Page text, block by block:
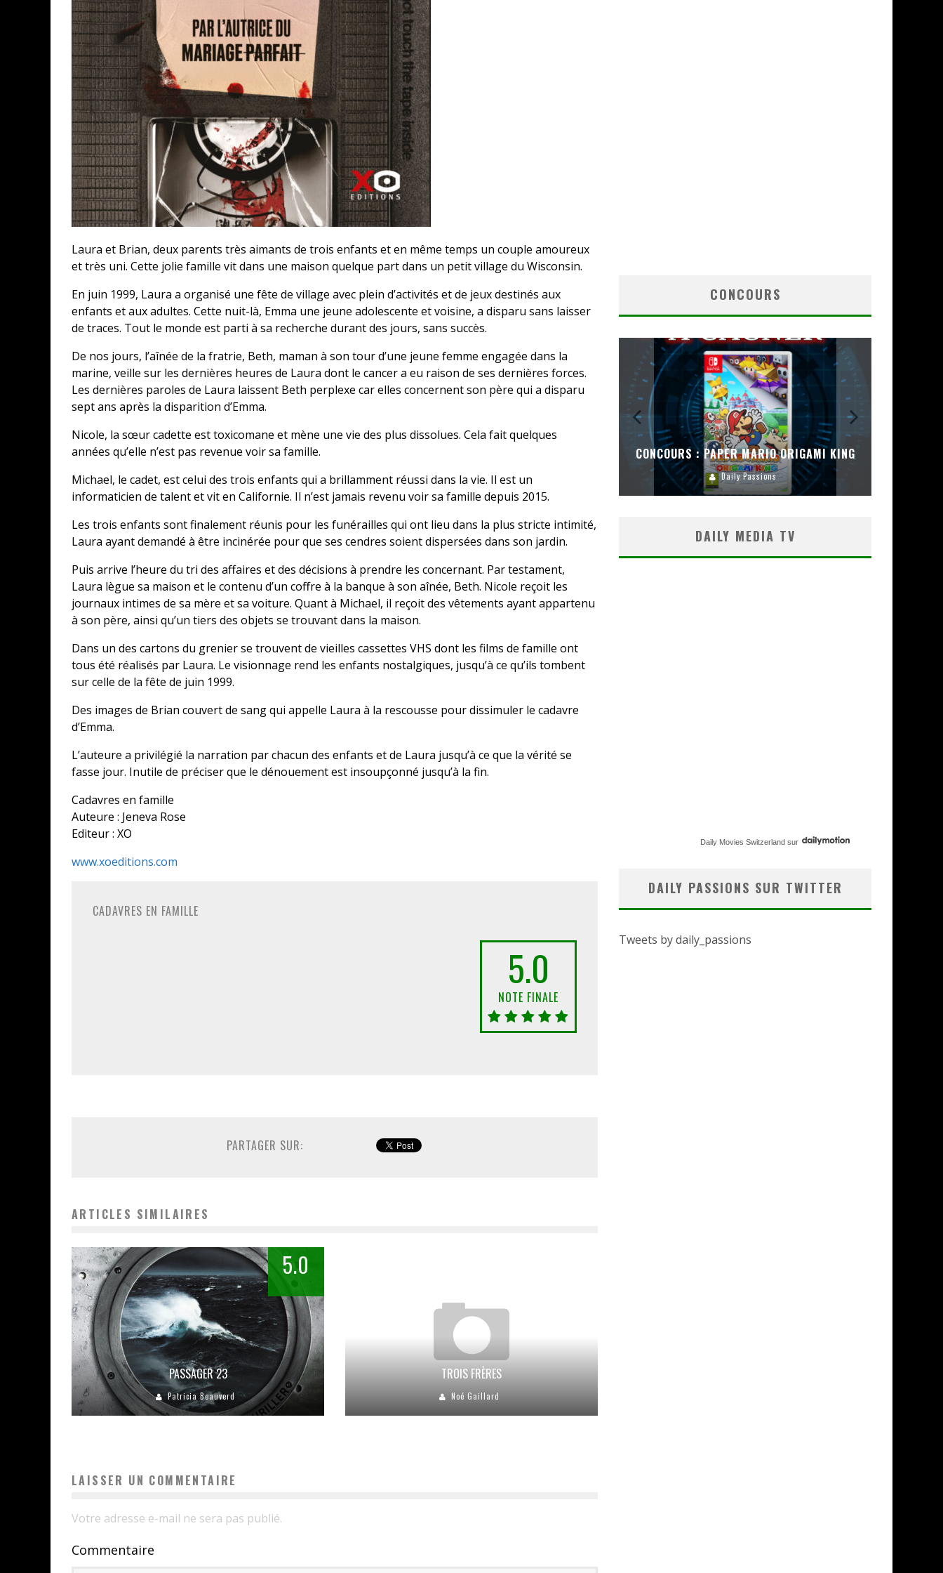
Laura et Brian, deux parents très aimants de trois enfants et en même temps un couple amoureux
et très uni. Cette jolie famille vit dans une maison quelque part dans un petit village du Wisconsin.
En juin 1999, Laura a organisé une fête de village avec plein d’activités et de jeux destinés aux
enfants et aux adultes. Cette nuit-là, Emma une jeune adolescente et voisine, a disparu sans laisser
de traces. Tout le monde est parti à sa recherche durant des jours, sans succès.
De nos jours, l’aînée de la fratrie, Beth, maman à son tour d’une jeune femme engagée dans la
marine, veille sur les dernières heures de Laura dont le cancer a eu raison de ses dernières forces.
Les dernières paroles de Laura laissent Beth perplexe car elles concernent son père qui a disparu
sept ans après la disparition d’Emma.
Nicole, la sœur cadette est toxicomane et mène une vie des plus dissolues. Cela fait quelques
années qu’elle n’est pas revenue voir sa famille.
Michael, le cadet, est celui des trois enfants qui a brillamment réussi dans la vie. Il est un
informaticien de talent et vit en Californie. Il n’est jamais revenu voir sa famille depuis 2015.
Les trois enfants sont finalement réunis pour les funérailles qui ont lieu dans la plus stricte intimité,
Laura ayant demandé à être incinérée pour que ses cendres soient dispersées dans son jardin.
Puis arrive l’heure du tri des affaires et des décisions à prendre les concernant. Par testament,
Laura lègue sa maison et le contenu d’un coffre à la banque à son aînée, Beth. Nicole reçoit les
journaux intimes de sa mère et sa voiture. Quant à Michael, il reçoit des vêtements ayant appartenu
à son père, ainsi qu’un tiers des objets se trouvant dans la maison.
Dans un des cartons du grenier se trouvent de vieilles cassettes VHS dont les films de famille ont
tous été réalisés par Laura. Le visionnage rend les enfants nostalgiques, jusqu’à ce qu’ils tombent
sur celle de la fête de juin 1999.
Des images de Brian couvert de sang qui appelle Laura à la rescousse pour dissimuler le cadavre
d’Emma.
L’auteure a privilégié la narration par chacun des enfants et de Laura jusqu’à ce que la vérité se
fasse jour. Inutile de préciser que le dénouement est insoupçonné jusqu’à la fin.
Cadavres en famille
Auteure : Jeneva Rose
Editeur : XO
www.xoeditions.com
CADAVRES EN FAMILLE
5.0
NOTE FINALE
PARTAGER SUR:
ARTICLES SIMILAIRES
5.0
PASSAGER 23
Patricia Beauverd
TROIS FRÈRES
Noé Gaillard
LAISSER UN COMMENTAIRE
Votre adresse e-mail ne sera pas publié.
Commentaire
CONCOURS
COPIE DU JEU « GRID, ULTIMATE EDITION »
Daily Passions
CONCOURS : PAPER MARIO ORIGAMI KING
Daily Passions
DAILY MEDIA TV
Daily Movies Switzerland sur
DAILY PASSIONS SUR TWITTER
Tweets by daily_passions